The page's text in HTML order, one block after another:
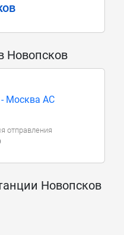
Новопсков
- Москва АС
отправления
Новопсков